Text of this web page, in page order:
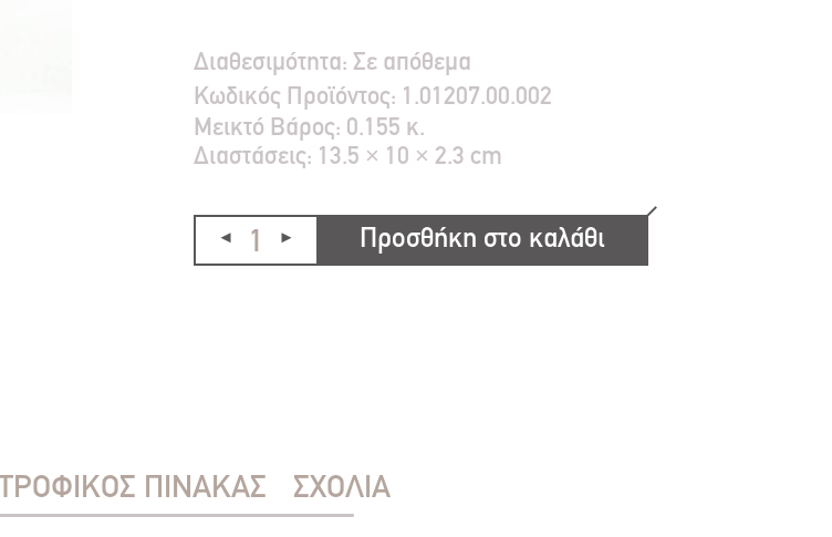
Διαθεσιμότητα: Σε απόθεμα
Κωδικός Προϊόντος: 1.01207.00.002
Μεικτό Bάρος: 0.155 κ.
Διαστάσεις: 13.5 × 10 × 2.3 cm
Προσθήκη στο καλάθι
ΠΙΝΑΚΑΣ ΣΧΟΛΙΑ